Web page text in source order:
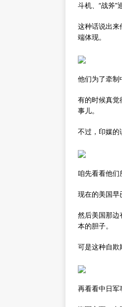
斗机、“战斧”
这种话说出来
端体现。
他们为了牵制
有的时候真觉
事儿。
不过，印媒的
咱先看看他们
现在的美国早
然后美国那边
本的胆子。
可是这种自欺
再看看中日军